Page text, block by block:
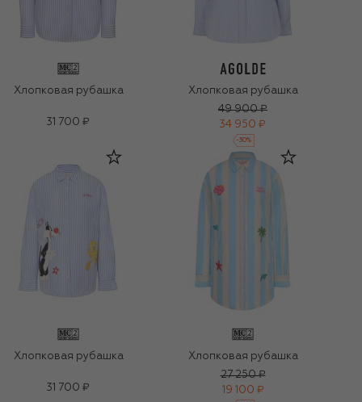
Хлопковая рубашка
31 700 ₽
Хлопковая рубашка
49 900 ₽
34 950 ₽
-30%
Хлопковая рубашка
31 700 ₽
Хлопковая рубашка
27 250 ₽
19 100 ₽